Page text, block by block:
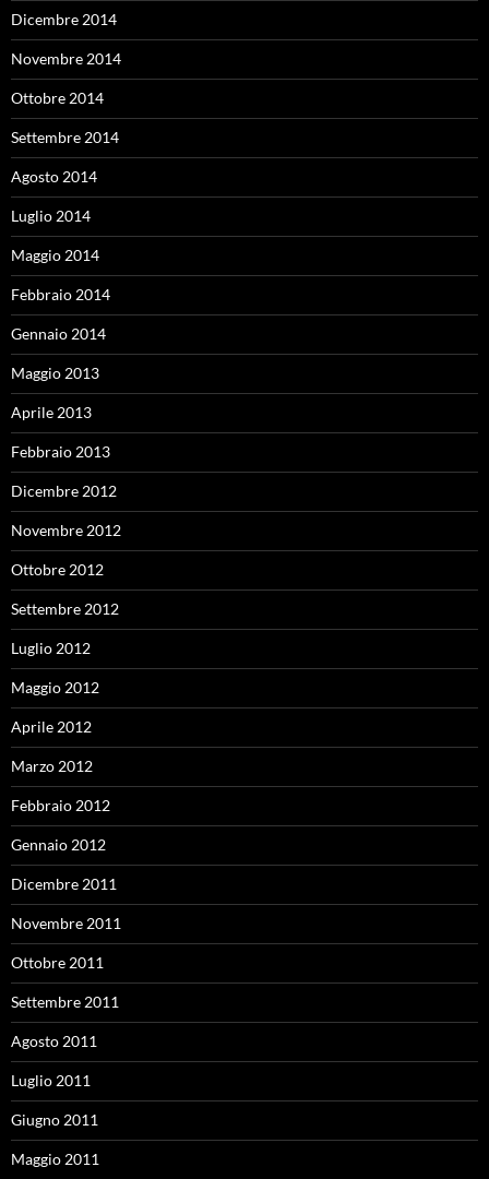
Dicembre 2014
Novembre 2014
Ottobre 2014
Settembre 2014
Agosto 2014
Luglio 2014
Maggio 2014
Febbraio 2014
Gennaio 2014
Maggio 2013
Aprile 2013
Febbraio 2013
Dicembre 2012
Novembre 2012
Ottobre 2012
Settembre 2012
Luglio 2012
Maggio 2012
Aprile 2012
Marzo 2012
Febbraio 2012
Gennaio 2012
Dicembre 2011
Novembre 2011
Ottobre 2011
Settembre 2011
Agosto 2011
Luglio 2011
Giugno 2011
Maggio 2011